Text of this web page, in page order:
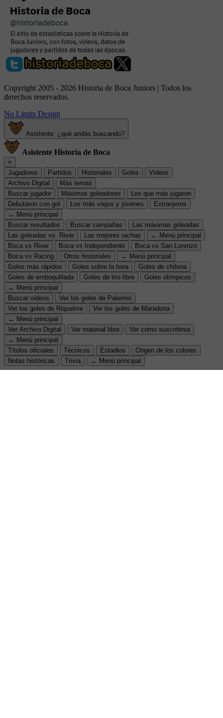
Copyright 2005 - 2026 Historia de Boca Juniors | Todos los
derechos reservados.
No Limits Design
Asistente: ¿qué andás buscando?
Asistente Historia de Boca
×
Jugadores
Partidos Historiales Goles
Videos
Archivo Digital
Más temas
Buscar jugador
Máximos goleadores
Los que más jugaron
Debutaron con gol
Los más viejos y jóvenes
Extranjeros
← Menú principal
Buscar resultados
Buscar campañas
Las máximas goleadas
Las goleadas vs. River
Las mejores rachas
← Menú principal
Boca vs River
Boca vs Independiente
Boca vs San Lorenzo
Boca vs Racing
Otros historiales
← Menú principal
Goles más rápidos
Goles sobre la hora
Goles de chilena
Goles de emboquillada
Goles de tiro libre
Goles olímpicos
← Menú principal
Buscar videos
Ver los goles de Palermo
Ver los goles de Riquelme
Ver los goles de Maradona
← Menú principal
Ver Archivo Digital
Ver material libre
Ver cómo suscribirse
← Menú principal
Títulos oficiales
Técnicos Estadios
Origen de los colores
Notas históricas
Trivia ← Menú principal